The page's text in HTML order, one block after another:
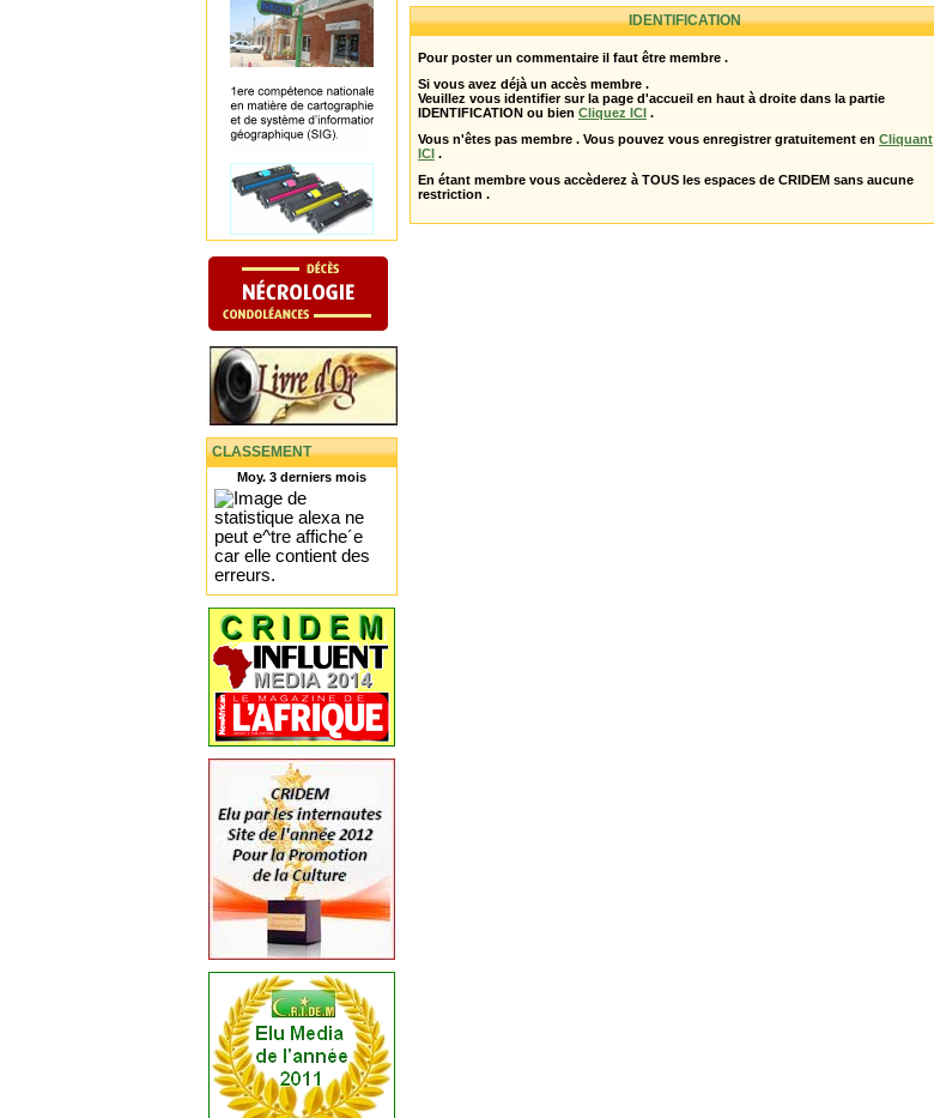
CLASSEMENT
Moy. 3 derniers mois
IDENTIFICATION
Pour poster un commentaire il faut être membre .
Si vous avez déjà un accès membre .
Veuillez vous identifier sur la page d'accueil en haut à droite dans la partie
IDENTIFICATION ou bien Cliquez ICI .
Vous n'êtes pas membre . Vous pouvez vous enregistrer gratuitement en Cliquant
ICI .
En étant membre vous accèderez à TOUS les espaces de CRIDEM sans aucune
restriction .